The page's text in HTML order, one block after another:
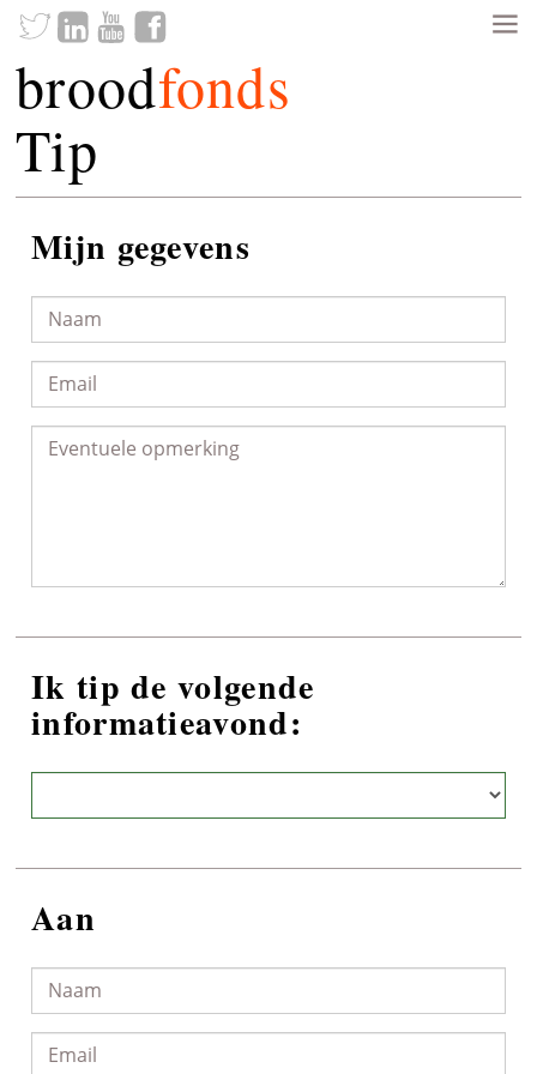
broodfonds
Tip
Mijn gegevens
Ik tip de volgende
informatieavond:
Aan